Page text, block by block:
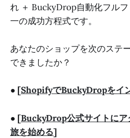
れ ＋ BuckyDrop自動化フル
一の成功方程式です。
あなたのショップを次のステ
できましたか？
● [ShopifyでBuckyDropをイ
● [BuckyDrop公式サイトにア
旅を始める]